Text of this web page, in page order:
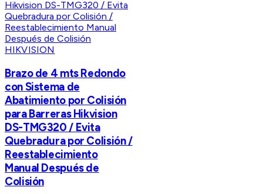
HIKVISION
Brazo de 4 mts Redondo
con Sistema de
Abatimiento por Colisión
para Barreras Hikvision
DS-TMG320 / Evita
Quebradura por Colisión /
Reestablecimiento
Manual Después de
Colisión